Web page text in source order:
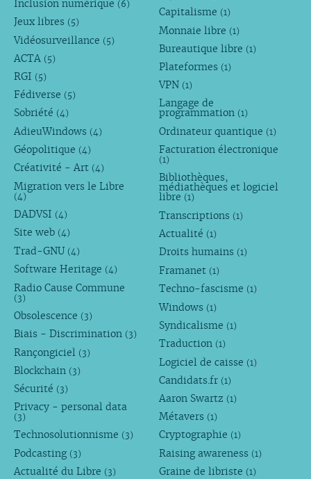
Inclusion numérique (6)
Jeux libres (5)
Vidéosurveillance (5)
ACTA (5)
RGI (5)
Fédiverse (5)
Sobriété (4)
AdieuWindows (4)
Géopolitique (4)
Créativité - Art (4)
Migration vers le Libre
(4)
DADVSI (4)
Site web (4)
Trad-GNU (4)
Software Heritage (4)
Radio Cause Commune
(3)
Obsolescence (3)
Biais - Discrimination (3)
Rançongiciel (3)
Blockchain (3)
Sécurité (3)
Privacy - personal data
(3)
Technosolutionnisme (3)
Podcasting (3)
Actualité du Libre (3)
Capitalisme (1)
Monnaie libre (1)
Bureautique libre (1)
Plateformes (1)
VPN (1)
Langage de
programmation (1)
Ordinateur quantique (1)
Facturation électronique
(1)
Bibliothèques,
médiathèques et logiciel
libre (1)
Transcriptions (1)
Actualité (1)
Droits humains (1)
Framanet (1)
Techno-fascisme (1)
Windows (1)
Syndicalisme (1)
Traduction (1)
Logiciel de caisse (1)
Candidats.fr (1)
Aaron Swartz (1)
Métavers (1)
Cryptographie (1)
Raising awareness (1)
Graine de libriste (1)